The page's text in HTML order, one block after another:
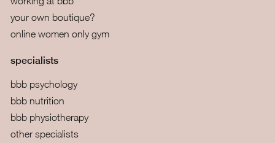
your own boutique?
online women only gym
specialists
bbb psychology
bbb nutrition
bbb physiotherapy
other specialists